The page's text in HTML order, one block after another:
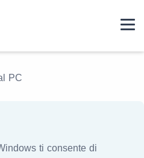
PC
ti consente di